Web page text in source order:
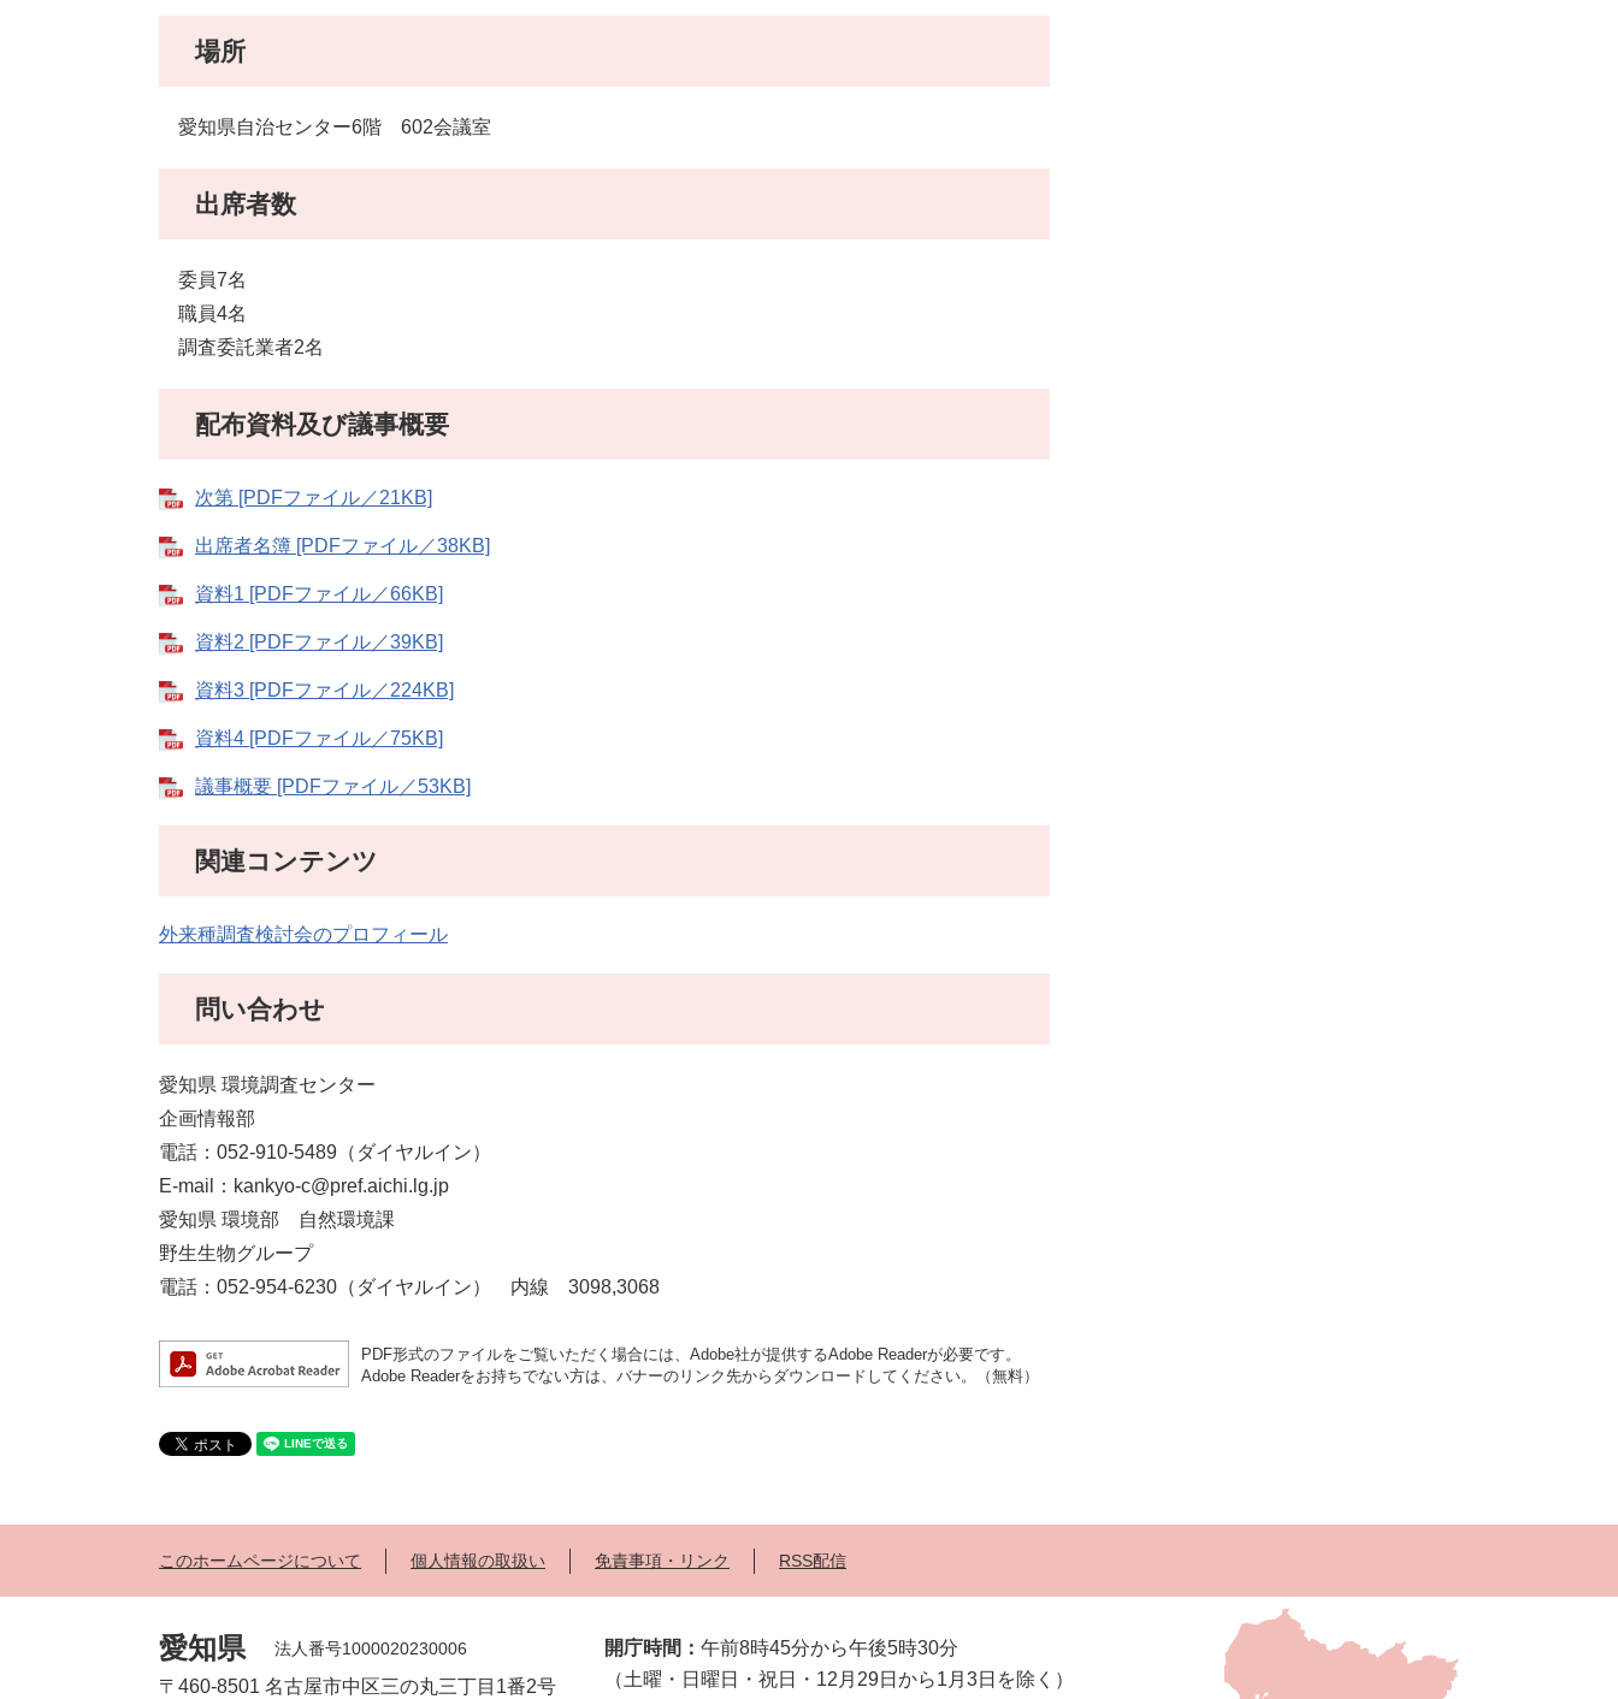
場所
愛知県自治センター6階 602会議室
出席者数
委員7名
職員4名
調査委託業者2名
配布資料及び議事概要
次第 [PDFファイル／21KB]
出席者名簿 [PDFファイル／38KB]
資料1 [PDFファイル／66KB]
資料2 [PDFファイル／39KB]
資料3 [PDFファイル／224KB]
資料4 [PDFファイル／75KB]
議事概要 [PDFファイル／53KB]
関連コンテンツ
外来種調査検討会のプロフィール
問い合わせ
愛知県 環境調査センター
企画情報部
電話：052-910-5489（ダイヤルイン）
E-mail：kankyo-c@pref.aichi.lg.jp
愛知県 環境部 自然環境課
野生生物グループ
電話：052-954-6230（ダイヤルイン） 内線 3098,3068
PDF形式のファイルをご覧いただく場合には、Adobe社が提供するAdobe Readerが必要です。
Adobe Readerをお持ちでない方は、バナーのリンク先からダウンロードしてください。（無料）
このホームページについて 個人情報の取扱い 免責事項・リンク RSS配信
愛知県 法人番号1000020230006
〒460-8501 名古屋市中区三の丸三丁目1番2号
開庁時間： 午前8時45分から午後5時30分
（土曜・日曜日・祝日・12月29日から1月3日を除く）